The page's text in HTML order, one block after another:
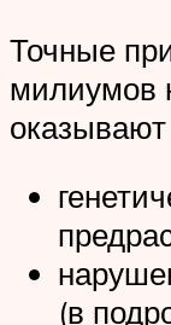
Точные
милиумов
(в